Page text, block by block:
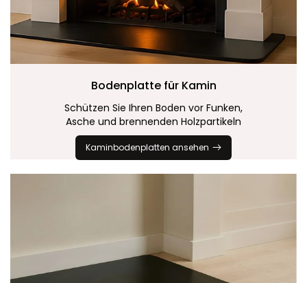
Bodenplatte für Kamin
Schützen Sie Ihren Boden vor Funken,
Asche und brennenden Holzpartikeln
Kaminbodenplatten ansehen